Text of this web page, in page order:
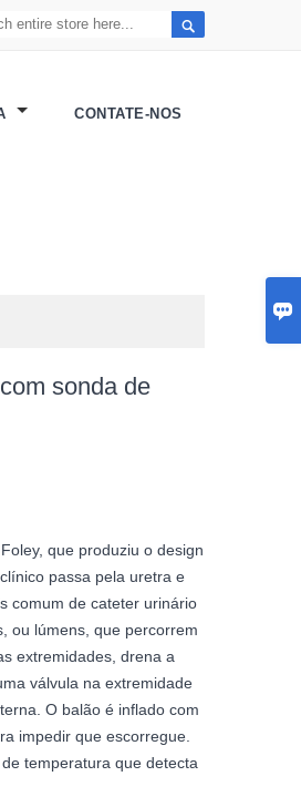


CONTATE-NOS
sonda de
que produziu o design
passa pela uretra e
comum de cateter urinário
ou lúmens, que percorrem
extremidades, drena a
válvula na extremidade
O balão é inflado com
impedir que escorregue.
temperatura que detecta